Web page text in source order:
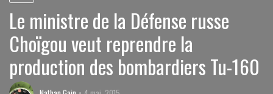
Le ministre de la Défense russe
Choïgou veut reprendre la
production des bombardiers Tu-160